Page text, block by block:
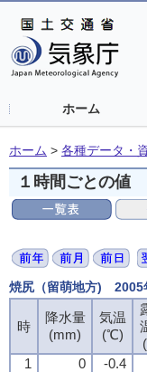
ホーム
ホーム > 各種データ・
１時間ごとの値
焼尻（留萌地方) 2005
時
降水量
(mm)
気温
(℃)
1
0 -0.4
時
降水量
(mm)
気温
(℃)
1
0 -0.4
時
降水量
(mm)
気温
(℃)
1
0 -0.4
時
降水量
(mm)
気温
(℃)
1
0 -0.4